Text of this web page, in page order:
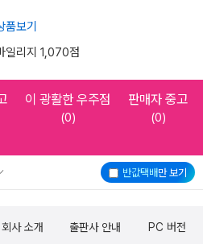
품보기
리지 1,070점
이 광활한 우주점
(0)
판매자 중고
(0)
반값택배만 보기
회사 소개 출판사 안내 PC 버전